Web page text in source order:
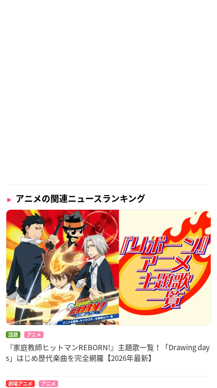
アニメの関連ニュースランキング
話題 アニメ
『家庭教師ヒットマンREBORN!』主題歌一覧！「Drawing day
s」はじめ歴代楽曲を完全網羅【2026年最新】
劇場アニメ アニメ